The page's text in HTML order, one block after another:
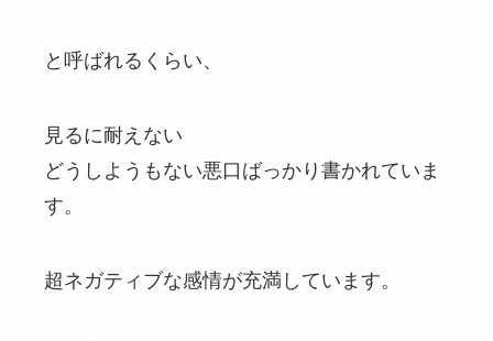
と呼ばれるくらい、
見るに耐えない
どうしようもない悪口ばっかり書かれていま
す。
超ネガティブな感情が充満しています。